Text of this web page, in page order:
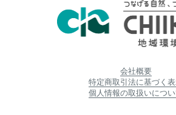
会社概要
特定商取引法に基づく
個人情報の取扱いにつ